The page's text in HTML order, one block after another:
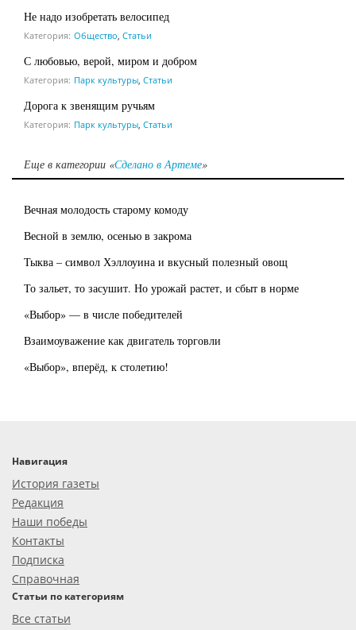
Не надо изобретать велосипед
Категория: Общество Статьи
С любовью, верой, миром и добром
Категория: Парк культуры Статьи
Дорога к звенящим ручьям
Категория: Парк культуры Статьи
Еще в категории «Сделано в Артеме»
Вечная молодость старому комоду
Весной в землю, осенью в закрома
Тыква – символ Хэллоуина и вкусный полезный овощ
То зальет, то засушит. Но урожай растет, и сбыт в норме
«Выбор» — в числе победителей
Взаимоуважение как двигатель торговли
«Выбор», вперёд, к столетию!
Навигация
История газеты
Редакция
Наши победы
Контакты
Подписка
Справочная
Статьи по категориям
Все статьи